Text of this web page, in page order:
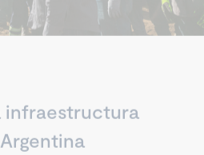
infraestructura